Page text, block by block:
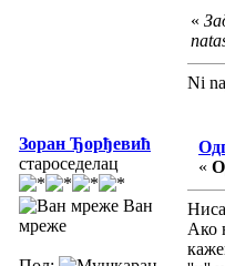
«
Ni
Зоран Ђорђевић
староседелац
Ван
мреже
«
Ако